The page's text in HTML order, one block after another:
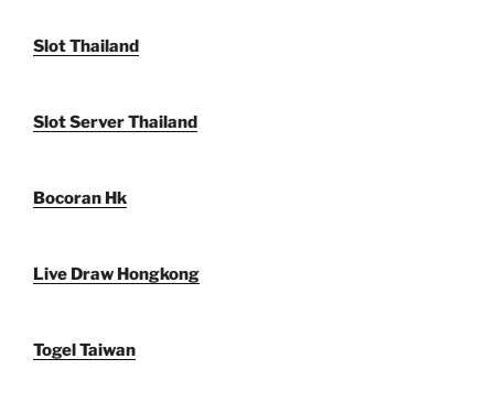
Slot Thailand
Slot Server Thailand
Bocoran Hk
Live Draw Hongkong
Togel Taiwan